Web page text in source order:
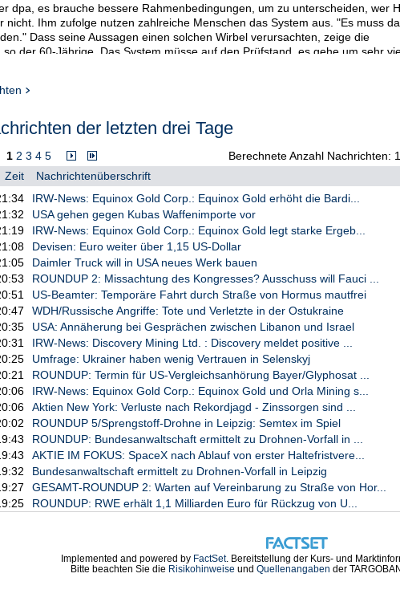
dpa, es brauche bessere Rahmenbedingungen, um zu unterscheiden, wer
nicht. Ihm zufolge nutzen zahlreiche Menschen das System aus. "Es muss
Dass seine Aussagen einen solchen Wirbel verursachten, zeige die
so der 60-Jährige. Das System müsse auf den Prüfstand, es gehe um sehr
mit seinem Arbeitgeber ist. Göcken bestätigte, dass es vor der Kündigung
auf dpa-Nachfrage, dass Göcken für die Dokumentation die Summe seiner
Einschätzungen aus vielen Jahren Tätigkeit im Jobcenter Bremen darstellte.
sind solche Einblicke aus der Praxis von Bedeutung", teilte eine
he
der letzten drei Tage
1 2 3 4 5
Berechnete Anzahl
Zeit
Nachrichtenüberschrift
IRW-News: Equinox Gold Corp.: Equinox Gold erhöht die Bardi...
USA gehen gegen Kubas Waffenimporte vor
IRW-News: Equinox Gold Corp.: Equinox Gold legt starke Ergeb...
Devisen: Euro weiter über 1,15 US-Dollar
Daimler Truck will in USA neues Werk bauen
ROUNDUP 2: Missachtung des Kongresses? Ausschuss will Fauci ...
US-Beamter: Temporäre Fahrt durch Straße von Hormus mautfrei
WDH/Russische Angriffe: Tote und Verletzte in der Ostukraine
USA: Annäherung bei Gesprächen zwischen Libanon und Israel
IRW-News: Discovery Mining Ltd. : Discovery meldet positive ...
Umfrage: Ukrainer haben wenig Vertrauen in Selenskyj
ROUNDUP: Termin für US-Vergleichsanhörung Bayer/Glyphosat ...
IRW-News: Equinox Gold Corp.: Equinox Gold und Orla Mining s...
Aktien New York: Verluste nach Rekordjagd - Zinssorgen sind ...
ROUNDUP 5/Sprengstoff-Drohne in Leipzig: Semtex im Spiel
ROUNDUP: Bundesanwaltschaft ermittelt zu Drohnen-Vorfall in ...
AKTIE IM FOKUS: SpaceX nach Ablauf von erster Haltefristvere...
Bundesanwaltschaft ermittelt zu Drohnen-Vorfall in Leipzig
GESAMT-ROUNDUP 2: Warten auf Vereinbarung zu Straße von Hor...
ROUNDUP: RWE erhält 1,1 Milliarden Euro für Rückzug von U...
Implemented and powered by FactSet. Bereitstellung der Kurs- und
Bitte beachten Sie die Risikohinweise und Quellenangaben der